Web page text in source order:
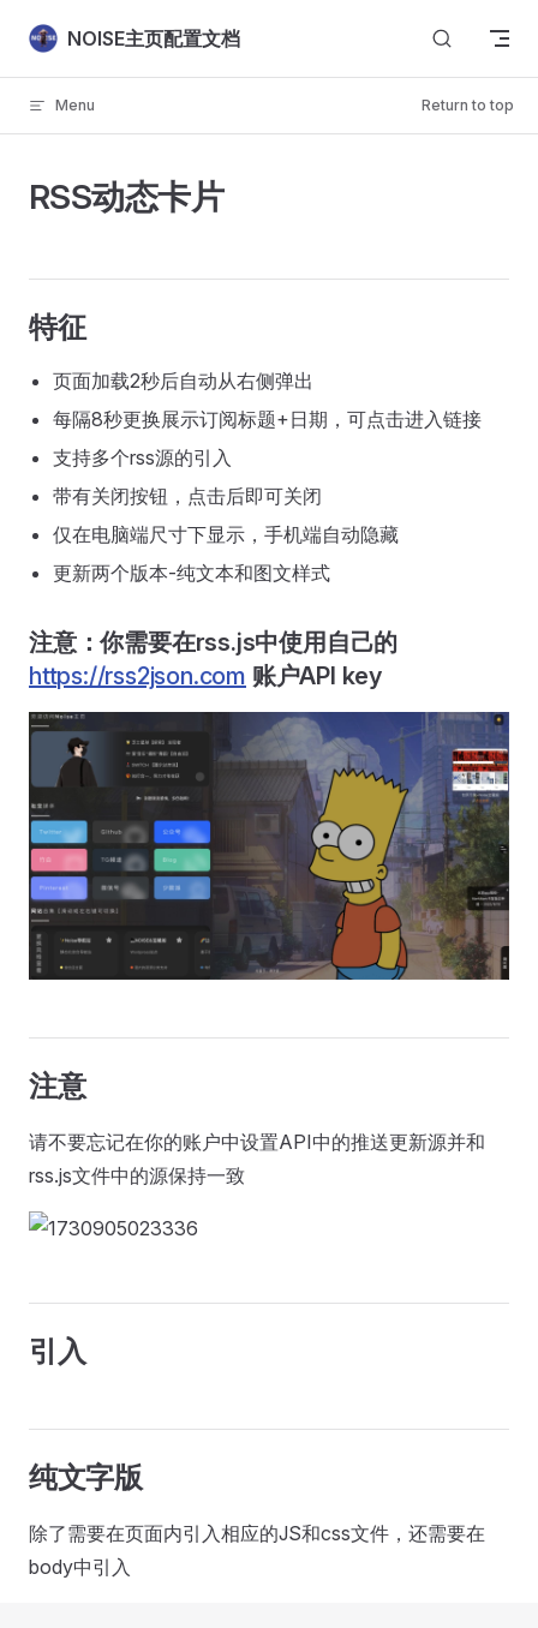
Skip to content
NOISE主页配置文档
Menu Return to top
RSS动态卡片
特征
页面加载2秒后自动从右侧弹出
每隔8秒更换展示订阅标题+日期，可点击进入链接
支持多个rss源的引入
带有关闭按钮，点击后即可关闭
仅在电脑端尺寸下显示，手机端自动隐藏
更新两个版本-纯文本和图文样式
注意：你需要在rss.js中使用自己的
https://rss2json.com 账户API key
注意
请不要忘记在你的账户中设置API中的推送更新源并和
rss.js文件中的源保持一致
引入
纯文字版
除了需要在页面内引入相应的JS和css文件，还需要在
body中引入